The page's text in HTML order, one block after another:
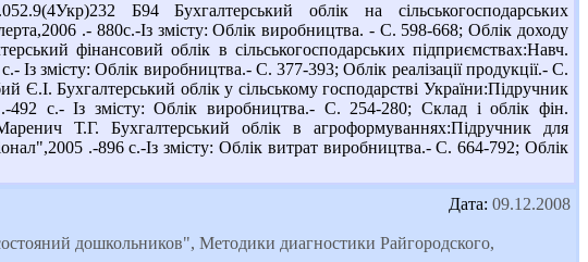
Б94 Бухгалтерський облік на сільськогосподарських
.- 880с.-Із змісту: Облік виробництва. - С. 598-668; Облік доходу
фінансовий облік в сільськогосподарських підприємствах:Навч.
змісту: Облік виробництва.- С. 377-393; Облік реалізації продукції.- С.
Бухгалтерський облік у сільському господарстві України:Підручник
.-492 с.- Із змісту: Облік виробництва.- С. 254-280; Склад і облік фін.
Т.Г. Бухгалтерський облік в агроформуваннях:Підручник для
.-896 с.-Із змісту: Облік витрат виробництва.- С. 664-792; Облік
Дата: 09.12.2008
дошкольников", Методики диагностики Райгородского,